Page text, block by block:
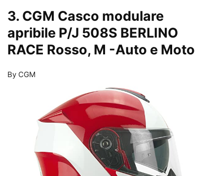
3. CGM Casco modulare
apribile P/J 508S BERLINO
RACE Rosso, M -Auto e Moto
By CGM